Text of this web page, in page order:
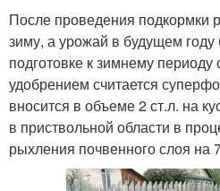
После проведения подкормки
зиму, а урожай в будущем
подготовке к зимнему
удобрением считается
вносится в объеме 2 ст.л. на
в приствольной области в
рыхления почвенного слоя на